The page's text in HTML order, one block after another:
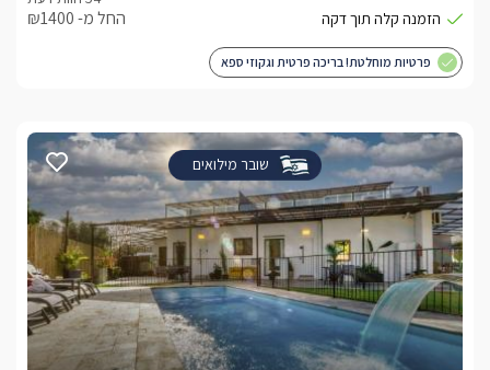
החל מ- ₪1400
פרטיות מוחלטת! בריכה פרטית וגקוזי ספא
שובר מילואים